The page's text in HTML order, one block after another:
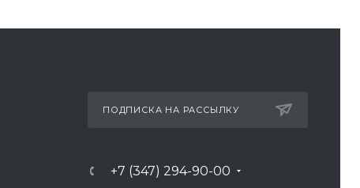
ПОДПИСКА НА РАССЫЛКУ
+7 (347) 294-90-00